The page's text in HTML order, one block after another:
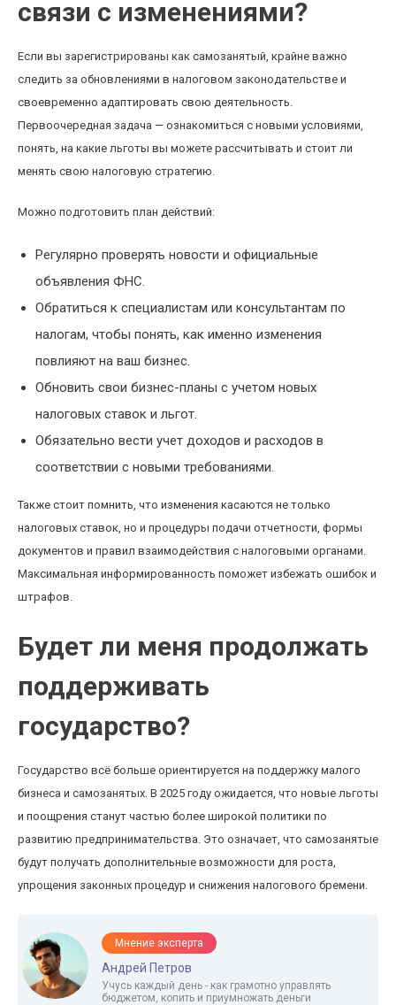
связи с изменениями?
Если вы зарегистрированы как самозанятый, крайне важно
следить за обновлениями в налоговом законодательстве и
своевременно адаптировать свою деятельность.
Первоочередная задача — ознакомиться с новыми условиями,
понять, на какие льготы вы можете рассчитывать и стоит ли
менять свою налоговую стратегию.
Можно подготовить план действий:
Регулярно проверять новости и официальные
объявления ФНС.
Обратиться к специалистам или консультантам по
налогам, чтобы понять, как именно изменения
повлияют на ваш бизнес.
Обновить свои бизнес-планы с учетом новых
налоговых ставок и льгот.
Обязательно вести учет доходов и расходов в
соответствии с новыми требованиями.
Также стоит помнить, что изменения касаются не только
налоговых ставок, но и процедуры подачи отчетности, формы
документов и правил взаимодействия с налоговыми органами.
Максимальная информированность поможет избежать ошибок и
штрафов.
Будет ли меня продолжать
поддерживать
государство?
Государство всё больше ориентируется на поддержку малого
бизнеса и самозанятых. В 2025 году ожидается, что новые льготы
и поощрения станут частью более широкой политики по
развитию предпринимательства. Это означает, что самозанятые
будут получать дополнительные возможности для роста,
упрощения законных процедур и снижения налогового бремени.
Мнение эксперта
Андрей Петров
Учусь каждый день - как грамотно управлять
бюджетом, копить и приумножать деньги